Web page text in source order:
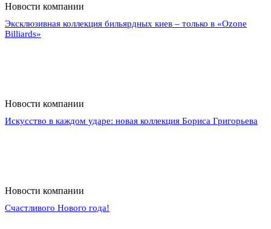
Новости компании
Эксклюзивная коллекция бильярдных киев – только в «Ozone
Billiards»
Новости компании
Искусство в каждом ударе: новая коллекция Бориса Григорьева
Новости компании
Счастливого Нового года!